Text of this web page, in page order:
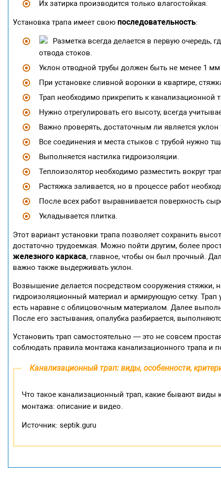
Их затирка производится только влагостойкая.
Установка трапа имеет своюпоследовательность:
Разметка всегда делается в первую очередь,
отвода стоков.
Уклон отводной трубы должен быть не менее 1
При установке сливной воронки в квартире,
Трап необходимо прикрепить к канализационной
Нужно отрегулировать его высоту, всегда
Важно проверять, достаточным ли является уклон
Все соединения и места стыков с трубой нужно
Выполняется настилка гидроизоляции.
Теплоизолятор необходимо разместить вокруг
Растяжка заливается, но в процессе работ
После всех работ выравнивается поверхность
Укладывается плитка.
Этот вариант установки трапа позволяет сохранить
достаточно трудоемкая. Можно пойти другим, более
железного каркаса, главное, чтобы он был прочный.
важно также выдерживать уклон.
Возвышение делается посредством сооружения стяжки,
гидроизоляционный материал и армирующую сетку. Трап
есть наравне с облицовочным материалом. Далее
После его застывания, опалубка разбирается,
Установить трап самостоятельно — это не совсем
соблюдать правила монтажа канализационного трапа и
Канализационный трап: виды, особенности,
Что такое канализационный трап, какие бывают виды
монтажа: описание и видео.
Источник: septik.guru